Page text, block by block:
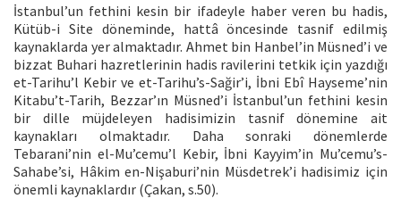
İstanbul’un fethini kesin bir ifadeyle haber veren bu hadis,
Kütüb-i Site döneminde, hattâ öncesinde tasnif edilmiş
kaynaklarda yer almaktadır. Ahmet bin Hanbel’in Müsned’i ve
bizzat Buhari hazretlerinin hadis ravilerini tetkik için yazdığı
et-Tarihu’l Kebir ve et-Tarihu’s-Sağir’i, İbni Ebî Hayseme’nin
Kitabu’t-Tarih, Bezzar’ın Müsned’i İstanbul’un fethini kesin
bir dille müjdeleyen hadisimizin tasnif dönemine ait
kaynakları olmaktadır. Daha sonraki dönemlerde
Tebarani’nin el-Mu’cemu’l Kebir, İbni Kayyim’in Mu’cemu’s-
Sahabe’si, Hâkim en-Nişaburi’nin Müsdetrek’i hadisimiz için
önemli kaynaklardır (Çakan, s.50).